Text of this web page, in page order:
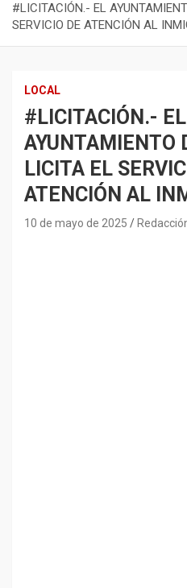
#LICITACIÓN.- EL
SERVICIO DE ATENCIÓN AL
LOCAL
#LICITACIÓN.- EL
AYUNTAMIENTO
LICITA EL
ATENCIÓN AL
10 de mayo de 2025